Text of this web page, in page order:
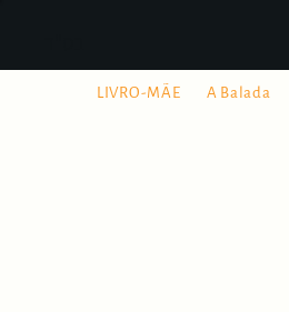
LIVRO-MÃE A Balada